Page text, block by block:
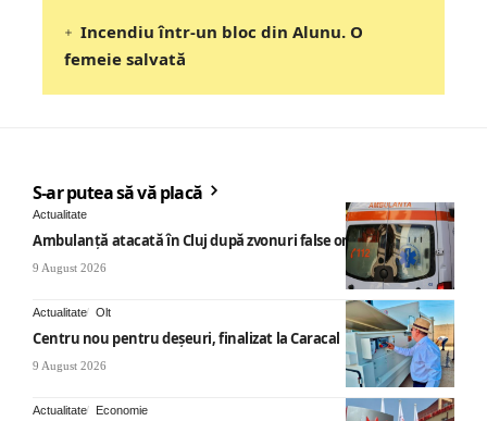
Incendiu într-un bloc din Alunu. O
femeie salvată
S-ar putea să vă placă
Actualitate
Ambulanță atacată în Cluj după zvonuri false online
9 August 2026
Actualitate Olt
Centru nou pentru deșeuri, finalizat la Caracal
9 August 2026
Actualitate Economie